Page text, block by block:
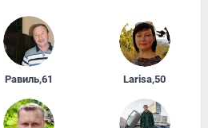
Равиль,61 Larisa,50